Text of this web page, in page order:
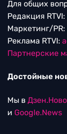
Для общих
Редакция RTVI:
Маркетинг/PR:
Реклама RTVI:
Партнерские
Достойные
Мы в
и Google.News